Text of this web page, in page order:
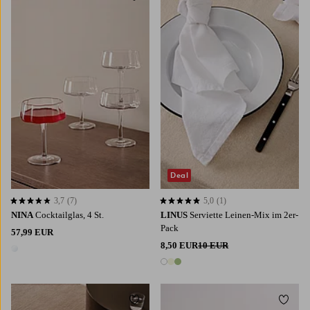
NINA Cocktailglas, 4 St.
57,99 EUR
3,7 basierend auf 7 Bewertungen
3,7 (7)
LINUS Serviette Leinen-Mix im 2er-
Pack
8,50 EUR10 EUR
3 Farben
5,0 basierend auf 1 Bewertungen
5,0 (1)
Deal
Zu Favoriten hinzufügen Zu